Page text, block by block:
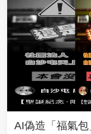
AI偽造「福氣